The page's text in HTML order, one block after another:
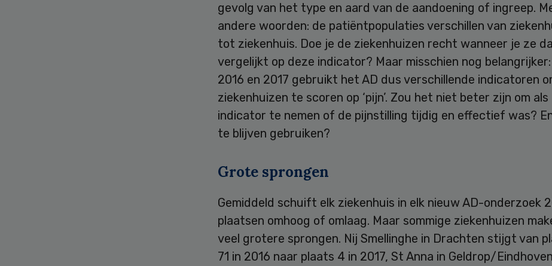
gevolg van het type en aard van de aandoening of ingreep.
andere woorden: de patiëntpopulaties verschillen van
tot ziekenhuis. Doe je de ziekenhuizen recht wanneer je ze
vergelijkt op deze indicator? Maar misschien nog
2016 en 2017 gebruikt het AD dus verschillende indicatoren
ziekenhuizen te scoren op ‘pijn’. Zou het niet beter zijn om als
indicator te nemen of de pijnstilling tijdig en effectief was?
te blijven gebruiken?
Grote sprongen
Gemiddeld schuift elk ziekenhuis in elk nieuw AD-onderzoek
plaatsen omhoog of omlaag. Maar sommige ziekenhuizen
veel grotere sprongen. Nij Smellinghe in Drachten stijgt van
71 in 2016 naar plaats 4 in 2017, St Anna in Geldrop/